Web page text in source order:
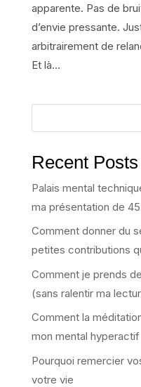
apparente. Pas de
d’envie pressante.
arbitrairement de
Et là...
Recent Posts
Palais mental
ma présentation de
Comment donner du
petites contributions
Comment je prends
(sans ralentir ma
Comment la
mon mental hyperactif
Pourquoi remercier
votre vie